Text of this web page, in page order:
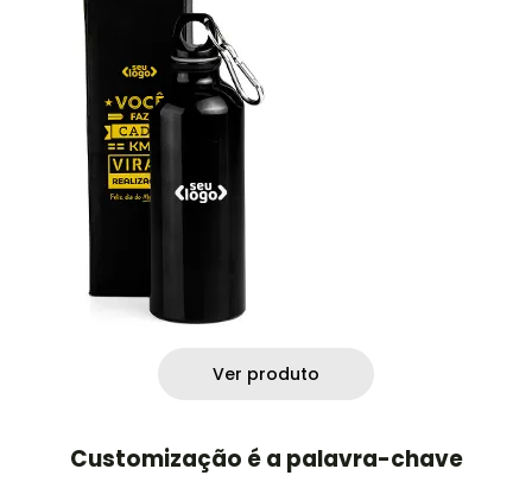
Ver produto
Customização é a palavra-chave